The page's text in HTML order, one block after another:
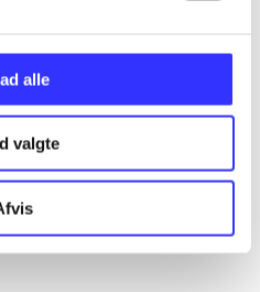
alle
valgte